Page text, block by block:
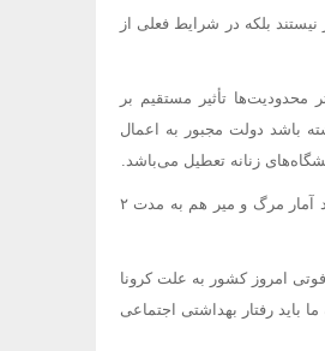
فعلی از
محدودیت‌ها تأثیر مستقیم بر
باشد دولت مجبور
به اعمال
زنانه تعطیل می‌باشد.
آمار مرگ و میر
هم به مدت ۲
با بیان اینکه آمار فوتی‌های کل کشور در یک سال حدود هزار نفر می‌باشد افزود: شمار ۲۳۵ فوتی امروز کشور به علت کرونا
باید رفتار بهداشتی اجتماعی